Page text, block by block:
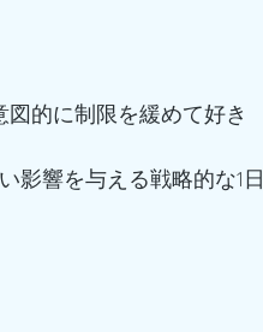
図的に制限を緩めて好き
影響を与える戦略的な1日